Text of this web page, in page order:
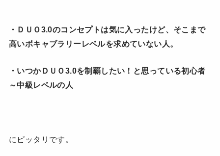
・ＤＵＯ3.0のコンセプトは気に入ったけど、そこまで
高いボキャブラリーレベルを求めていない人。
・いつかＤＵＯ3.0を制覇したい！と思っている初心者
～中級レベルの人
にピッタリです。